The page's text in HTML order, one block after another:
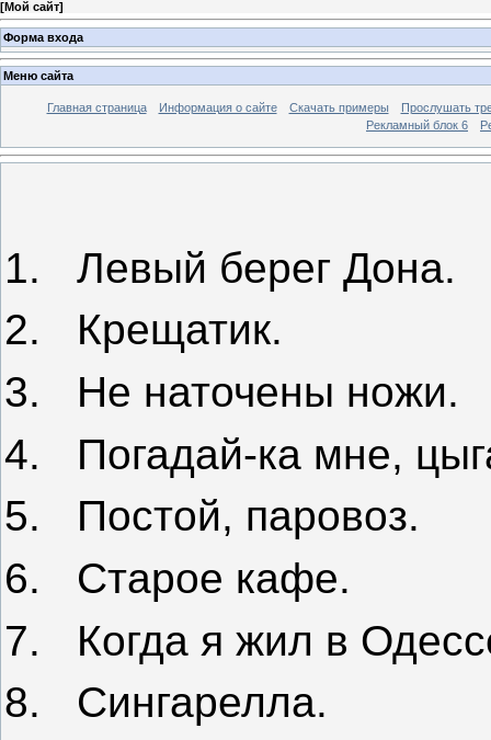
[Мой сайт]
Форма входа
Меню сайта
Главная страница Информация о сайте Скачать примеры
Прослушать
Рекламный блок 6
1.
Левый берег Дона.
2.
Крещатик.
3.
Не наточены ножи.
4.
Погадай-ка мне,
5.
Постой, паровоз.
6.
Старое кафе.
7.
Когда я жил в
8.
Сингарелла.